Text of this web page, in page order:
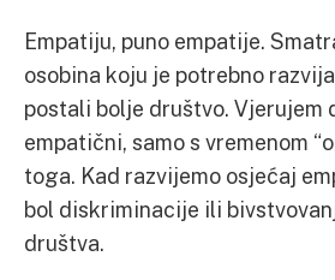
Empatiju, puno empatije.
osobina koju je potrebno
postali bolje društvo. Vjerujem
empatični, samo s vremenom
toga. Kad razvijemo osjećaj
bol diskriminacije ili
društva.